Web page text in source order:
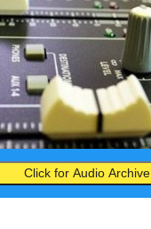
Click for Audio Archive